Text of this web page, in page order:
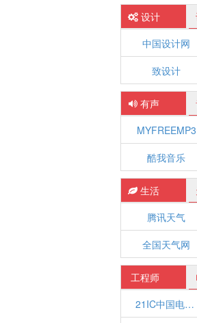
设计
中国设计网
致设计
有声
MYFREEMP3
酷我音乐
生活
腾讯天气
全国天气网
工程师
21IC中国电子网 - 中国电子工程师的首选网站